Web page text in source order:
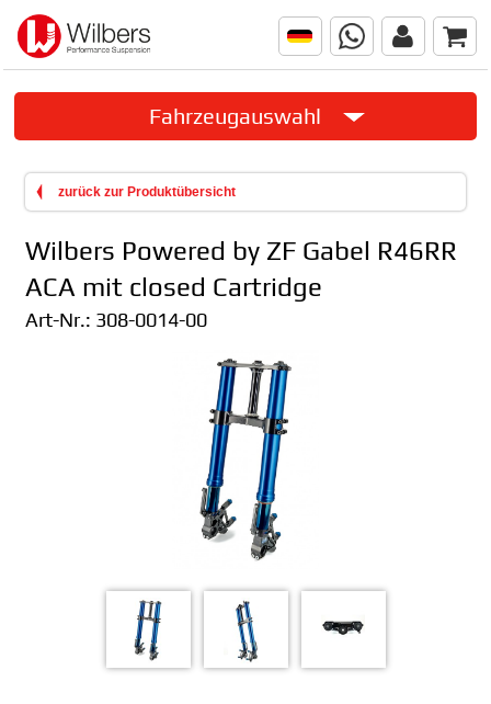
Fahrzeugauswahl
zurück zur Produktübersicht
Wilbers Powered by ZF Gabel R46RR
ACA mit closed Cartridge
Art-Nr.: 308-0014-00